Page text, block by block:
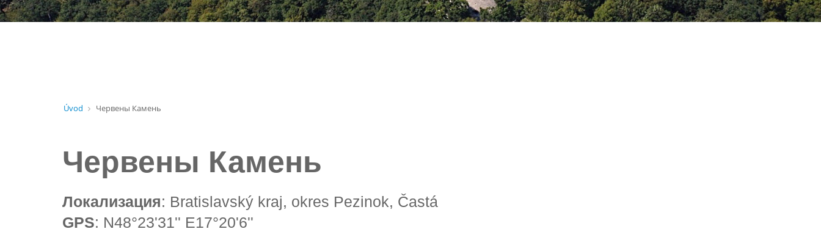
Úvod Червены Камень
Червены Камень
Локализация: Bratislavský kraj, okres Pezinok, Častá
GPS: N48°23'31'' E17°20'6''